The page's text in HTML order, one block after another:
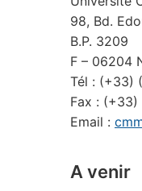
98, Bd.
B.P. 3209
F – 06204
Tél : (+33)
Fax :
Email :
A venir